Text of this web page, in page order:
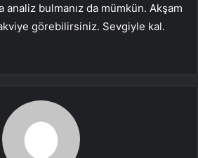
analiz bulmanız da mümkün. Akşam
görebilirsiniz. Sevgiyle kal.